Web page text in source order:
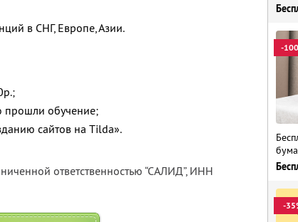
в СНГ, Европе, Азии.
прошли обучение;
сайтов на Tilda».
ответственностью “САЛИД”, ИНН
-
-